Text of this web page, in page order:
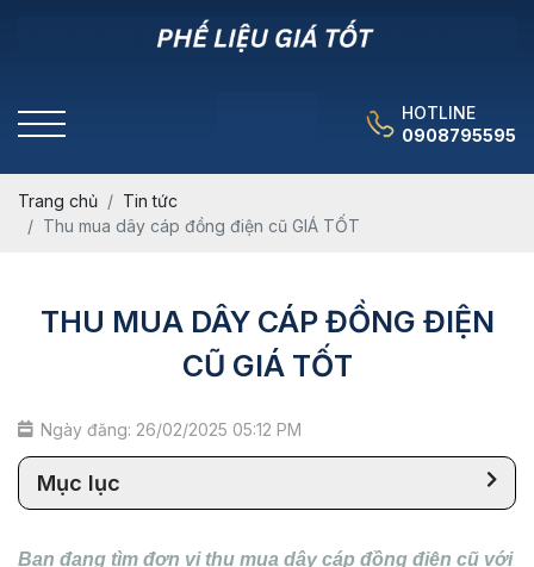
HOTLINE
0908795595
Trang chủ
Tin tức
Thu mua dây cáp đồng điện cũ GIÁ TỐT
THU MUA DÂY CÁP ĐỒNG ĐIỆN
CŨ GIÁ TỐT
Ngày đăng: 26/02/2025 05:12 PM
Mục lục
Bạn đang tìm đơn vị thu mua dây cáp đồng điện cũ với